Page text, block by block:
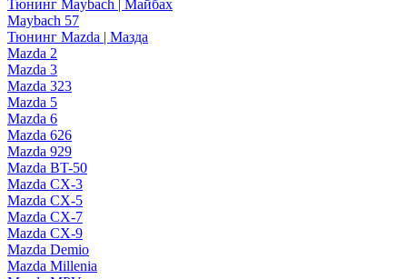
Тюнинг Maybach | Майбах
Maybach 57
Тюнинг Mazda | Мазда
Mazda 2
Mazda 3
Mazda 323
Mazda 5
Mazda 6
Mazda 626
Mazda 929
Mazda BT-50
Mazda CX-3
Mazda CX-5
Mazda CX-7
Mazda CX-9
Mazda Demio
Mazda Millenia